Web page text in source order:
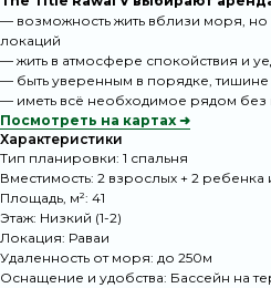
— возможность жить вблизи моря, но
локаций
— жить в атмосфере спокойствия и
— быть уверенным в порядке, тишине
— иметь всё необходимое рядом без
Посмотреть на картах ➜
Характеристики
Тип планировки: 1 спальня
Вместимость: 2 взрослых + 2 ребенка
Площадь, м²: 41
Этаж: Низкий (1-2)
Локация: Раваи
Удаленность от моря: до 250м
Оснащение и удобства: Бассейн на
Что
наш
Только личный портфель
400+ квартир, прошедших
эстетический контроль
Подбор под сценарий
отдых, релокация, сезонное
с учётом всех ваших пожеланий